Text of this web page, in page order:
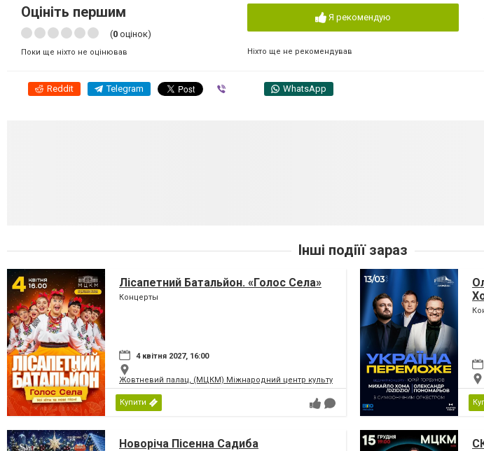
Оцініть першим
(0 оцінок)
Поки ще ніхто не оцінював
Я рекомендую
Ніхто ще не рекомендував
Reddit Telegram WhatsApp
Інші подіїї зараз
Лісапетний Батальйон. «Голос Села»
Концерты
4 квітня 2027, 16:00
Жовтневий палац, (МЦКМ) Міжнародний центр культури і мистецтв Федерації профспілок
Купити
Новоріча Пісенна Садиба